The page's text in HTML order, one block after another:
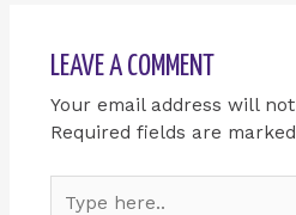
LEAVE A COMMENT
Your email address will
Required fields are marked